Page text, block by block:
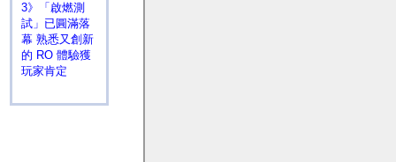
3》「啟燃測
試」已圓滿落
幕 熟悉又創新
的 RO 體驗獲
玩家肯定